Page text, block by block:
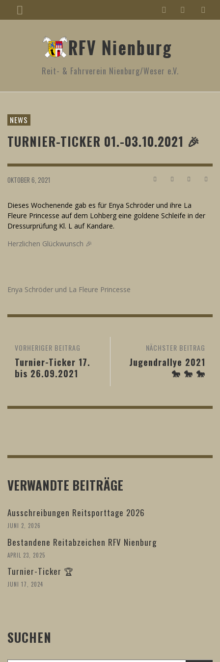
Reit- & Fahrverein Nienburg/Weser e.V.
NEWS
TURNIER-TICKER 01.-03.10.2021 🎉
OKTOBER 6, 2021
Dieses Wochenende gab es für Enya Schröder und ihre La
Fleure Princesse auf dem Lohberg eine goldene Schleife in der
Dressurprüfung Kl. L auf Kandare.
Herzlichen Glückwunsch 🎉
Enya Schröder und La Fleure Princesse
NÄCHSTER BEITRAG
Jugendrallye 2021
🐎 🐎 🐎
VORHERIGER BEITRAG
Turnier-Ticker 17.
bis 26.09.2021
VERWANDTE BEITRÄGE
Ausschreibungen Reitsporttage 2026
JUNI 2, 2026
Bestandene Reitabzeichen RFV Nienburg
APRIL 23, 2025
Turnier-Ticker 🏆
JUNI 17, 2024
SUCHEN